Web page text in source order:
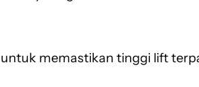
memastikan tinggi lift